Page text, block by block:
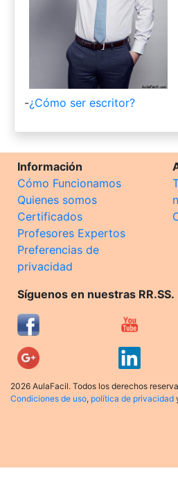
-¿Cómo ser escritor?
Información
Cómo Funcionamos
Quienes somos
Certificados
Profesores Expertos
Preferencias de
privacidad
Síguenos en nuestras RR.SS.
2026 AulaFacil. Todos los derechos
Condiciones de uso, política de privacidad